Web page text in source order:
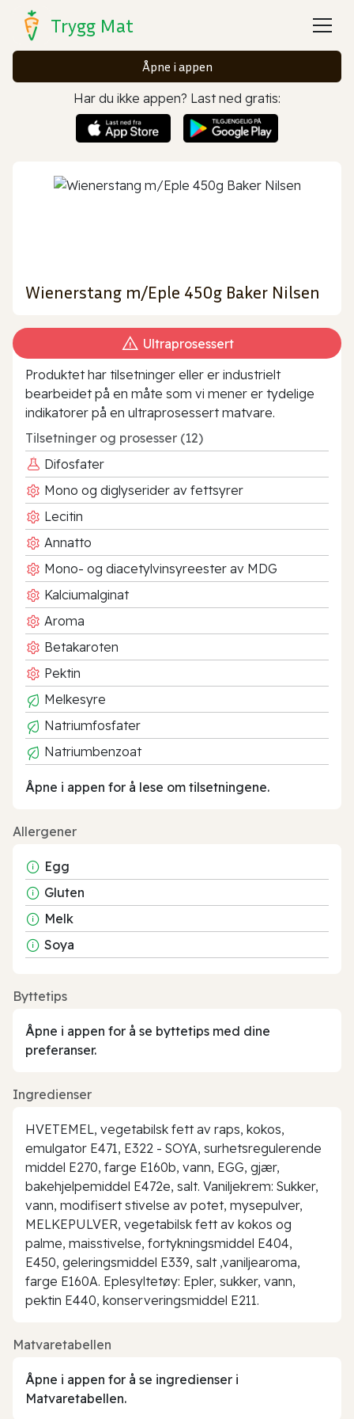
Trygg Mat
Åpne i appen
Har du ikke appen? Last ned gratis:
Wienerstang m/Eple 450g Baker Nilsen
Ultraprosessert
Produktet har tilsetninger eller er industrielt
bearbeidet på en måte som vi mener er tydelige
indikatorer på en ultraprosessert matvare.
Tilsetninger og prosesser (12)
Difosfater
Mono og diglyserider av fettsyrer
Lecitin
Annatto
Mono- og diacetylvinsyreester av MDG
Kalciumalginat
Aroma
Betakaroten
Pektin
Melkesyre
Natriumfosfater
Natriumbenzoat
Åpne i appen for å lese om tilsetningene.
Allergener
Egg
Gluten
Melk
Soya
Byttetips
Åpne i appen for å se byttetips med dine
preferanser.
Ingredienser
HVETEMEL, vegetabilsk fett av raps, kokos,
emulgator E471, E322 - SOYA, surhetsregulerende
middel E270, farge E160b, vann, EGG, gjær,
bakehjelpemiddel E472e, salt. Vaniljekrem: Sukker,
vann, modifisert stivelse av potet, mysepulver,
MELKEPULVER, vegetabilsk fett av kokos og
palme, maisstivelse, fortykningsmiddel E404,
E450, geleringsmiddel E339, salt ,vaniljearoma,
farge E160A. Eplesyltetøy: Epler, sukker, vann,
pektin E440, konserveringsmiddel E211.
Matvaretabellen
Åpne i appen for å se ingredienser i
Matvaretabellen.